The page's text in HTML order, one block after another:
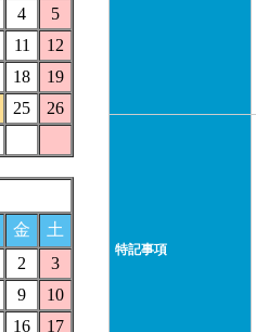
特記事項